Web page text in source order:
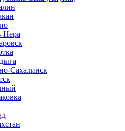
Нера
Сахалинск